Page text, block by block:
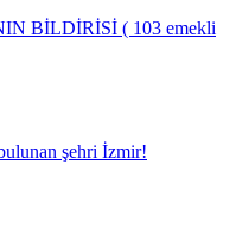
BİLDİRİSİ ( 103 emekli
şehri İzmir!